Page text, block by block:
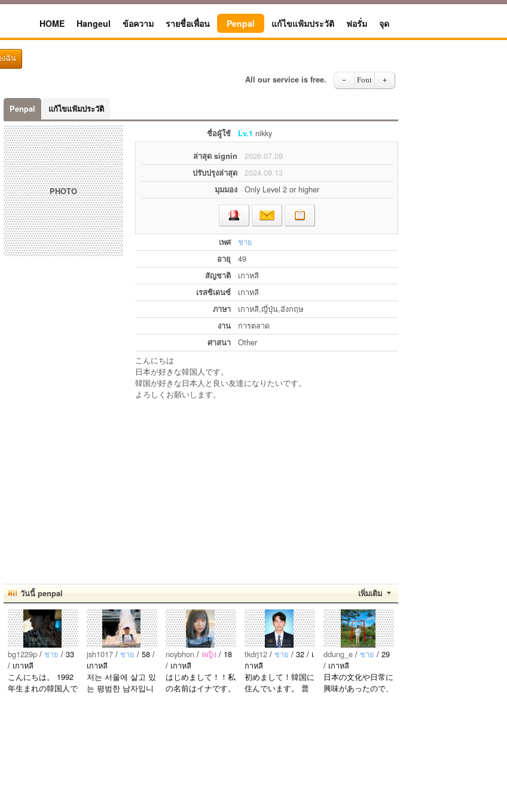
HOME Hangeul ข้อความ รายชื่อเพื่อน Penpal แก้ไขแฟ้มประวัติ ฟอรั่ม จุด
งฉัน
All our service is free. － Font ＋
Penpal แก้ไขแฟ้มประวัติ
PHOTO
ชื่อผู้ใช้ Lv.1 nikky
ล่าสุด signin 2026.07.09
ปรับปรุงล่าสุด 2024.08.13
มุมมอง Only Level 2 or higher
เพศ ชาย
อายุ 49
สัญชาติ เกาหลี
เรสซิเดนซ์ เกาหลี
ภาษา เกาหลี,ญี่ปุ่น,อังกฤษ
งาน การตลาด
ศาสนา
Other
こんにちは
日本が好きな韓国人です。
韓国が好きな日本人と良い友達になりたいです。
よろしくお願いします。
เพิ่มเติม
วันนี้ penpal
bg1229p / ชาย / 33
/ เกาหลี
こんにちは。 1992
年生まれの韓国人で
jsh1017 / ชาย / 58 /
เกาหลี
저는 서울에 살고 있
는 평범한 남자입니
noybhon / หญิง/ 18
/ เกาหลี
はじめまして！！私
の名前はイナです。
tkdrj12 / ชาย / 32 / เ
กาหลี
初めまして！韓国に
住んでいます。 ​普
ddung_e / ชาย / 29
/ เกาหลี
日本の文化や日常に
興味があったので、